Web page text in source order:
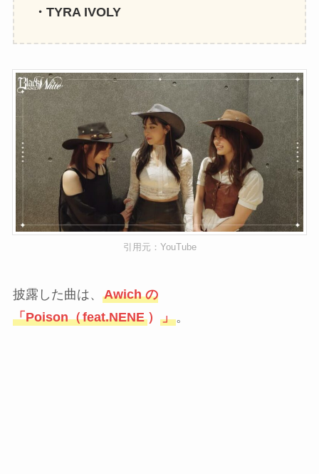
・TYRA IVOLY
引用元：YouTube
披露した曲は、 Awich の
「Poison（feat.NENE ） 」。